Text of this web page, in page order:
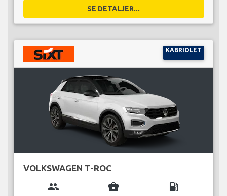
SE DETALJER...
KABRIOLET
VOLKSWAGEN T-ROC
group business_center local_gas_station